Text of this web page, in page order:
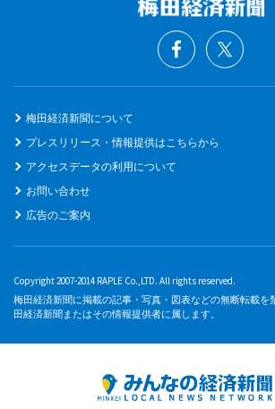
梅田経済新聞について
プレスリリース・情報提供はこちらから
アクセスデータの利用について
お問い合わせ
広告のご案内
Copyright 2007-2014 RAPLE Co.,LTD. All rights reserved.
梅田経済新聞に掲載の記事・写真・図表などの無断転載を
田経済新聞またはその情報提供者に属します。